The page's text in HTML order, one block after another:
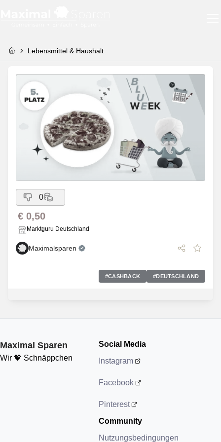
Lebensmittel & Haushalt
0
€ 0,50
Marktguru Deutschland
Maximalsparen
#CASHBACK #DEUTSCHLAND
Maximal Sparen
Wir 💖 Schnäppchen
Social Media
Instagram
Facebook
Pinterest
Community
Nutzungsbedingungen